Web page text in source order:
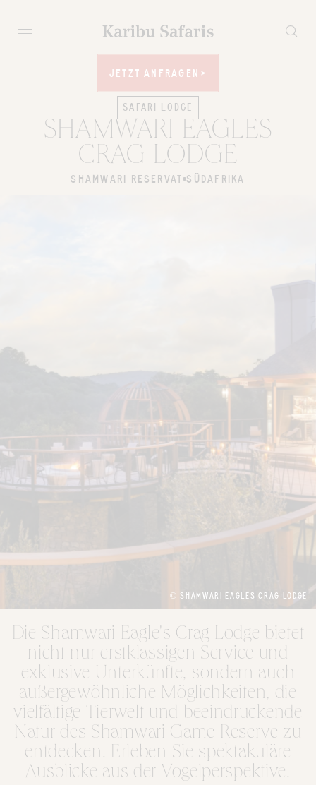
JETZT ANFRAGEN
JETZT ANFRAGEN
SAFARI LODGE
SHAMWARI EAGLES
CRAG LODGE
SHAMWARI RESERVAT SÜDAFRIKA
© SHAMWARI EAGLES CRAG LODGE
Die Shamwari Eagle's Crag Lodge bietet
nicht nur erstklassigen Service und
exklusive Unterkünfte, sondern auch
außergewöhnliche Möglichkeiten, die
vielfältige Tierwelt und beeindruckende
Natur des Shamwari Game Reserve zu
entdecken. Erleben Sie spektakuläre
Ausblicke aus der Vogelperspektive.